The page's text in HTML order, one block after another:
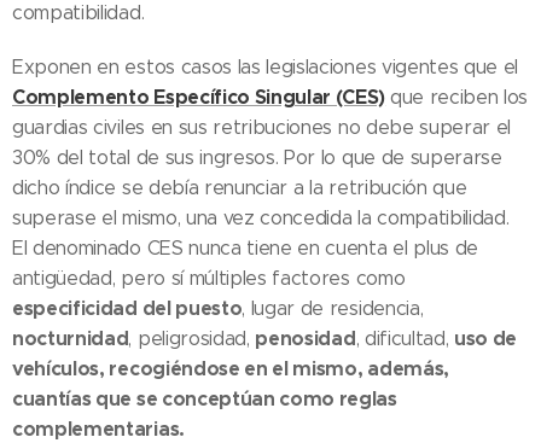
compatibilidad.
Exponen en estos casos las legislaciones vigentes que el
Complemento Específico Singular (CES) que reciben los
guardias civiles en sus retribuciones no debe superar el
30% del total de sus ingresos. Por lo que de superarse
dicho índice se debía renunciar a la retribución que
superase el mismo, una vez concedida la compatibilidad.
El denominado CES nunca tiene en cuenta el plus de
antigüedad, pero sí múltiples factores como
especificidad del puesto, lugar de residencia,
nocturnidad, peligrosidad, penosidad, dificultad, uso de
vehículos, recogiéndose en el mismo, además,
cuantías que se conceptúan como reglas
complementarias.